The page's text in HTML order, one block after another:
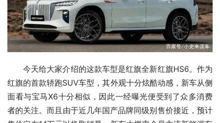
今天给大家介绍的这款车型是红旗全新红旗HS6。作为
红旗的首款轿跑SUV车型，其外观十分炫酷动感，新车从侧
面看与宝马X6十分相似，因此一经曝光便受到了众多消费
者的关注。而且由于近几年国产品牌同级别售价接近，预计